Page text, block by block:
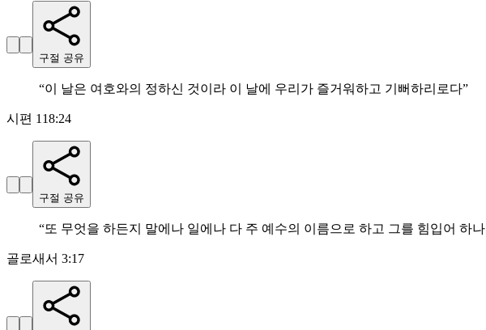
구절 공유
“이 날은 여호와의 정하신 것이라 이 날에 우리가 즐거워하고 기뻐하리로다”
시편 118:24
구절 공유
“또 무엇을 하든지 말에나 일에나 다 주 예수의 이름으로 하고 그를 힘입어 하
골로새서 3:17